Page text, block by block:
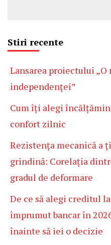
Stiri recente
Lansarea proiectului „O
independenței”
Cum îți alegi
confort zilnic
Rezistența mecanică a
grindină: Corelația
gradul de deformare
De ce să alegi creditul
împrumut bancar în
înainte să iei o decizie